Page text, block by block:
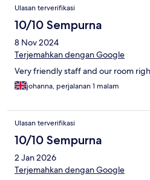
Ulasan terverifikasi
10/10 Sempurna
8 Nov 2024
Terjemahkan dengan Google
Very friendly staff and our room
johanna, perjalanan 1 malam
Ulasan terverifikasi
10/10 Sempurna
2 Jan 2026
Terjemahkan dengan Google